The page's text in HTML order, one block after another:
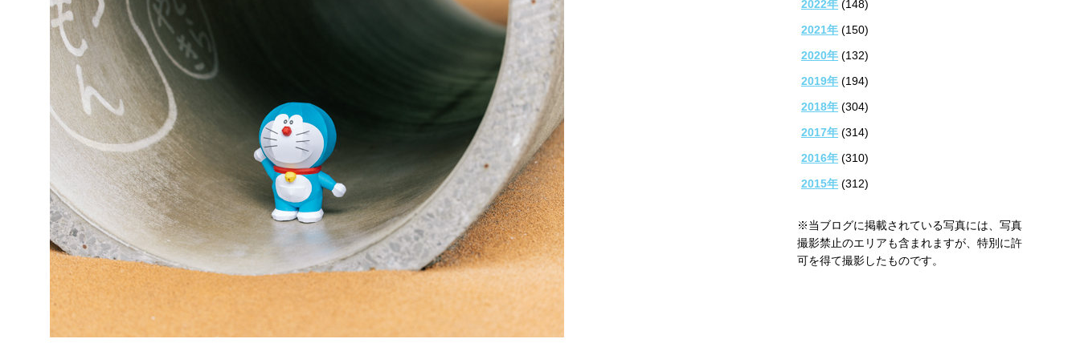
2022年 (148)
2021年 (150)
2020年 (132)
2019年 (194)
2018年 (304)
2017年 (314)
2016年 (310)
2015年 (312)
※当ブログに掲載されている写真には、写真
撮影禁止のエリアも含まれますが、特別に許
可を得て撮影したものです。